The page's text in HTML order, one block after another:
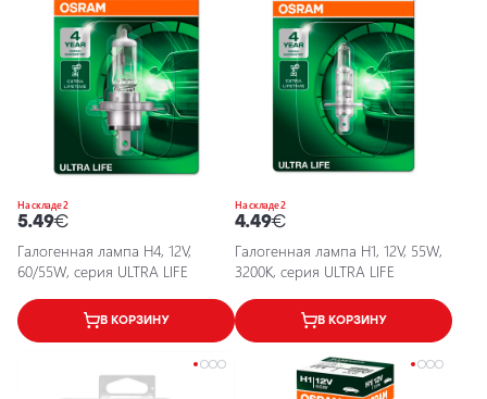
На складе 2
5.49€
Галогенная лампа H4, 12V,
60/55W, серия ULTRA LIFE
В КОРЗИНУ
На складе 2
4.49€
Галогенная лампа H1, 12V, 55W,
3200K, серия ULTRA LIFE
В КОРЗИНУ